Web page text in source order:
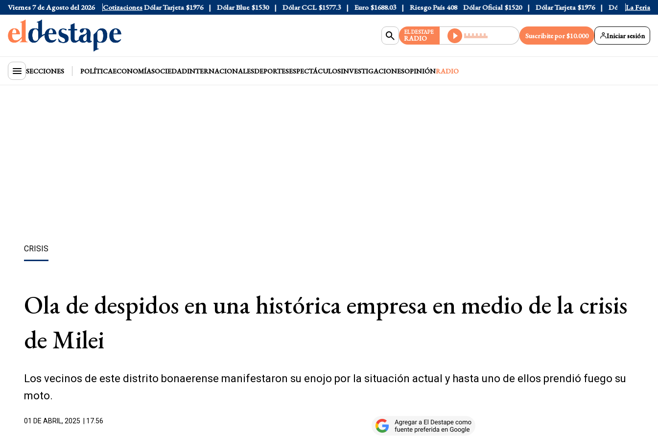
Viernes 7 de Agosto del 2026 Cotizaciones
Dólar Oficial $1520 Dólar Tarjeta $1976 Dólar Blue $1530 Dólar CCL $1577.3 Euro $1688.03 Riesgo País 408 Dólar Oficial $1520 Dólar Tarjeta $1976 Dólar Blue $1530
La Feria
EL DESTAPE
RADIO Suscribite por $10.000 Iniciar sesión
SECCIONES POLÍTICAECONOMÍASOCIEDADINTERNACIONALESDEPORTESESPECTÁCULOSINVESTIGACIONESOPINIÓNRADIO
CRISIS
Ola de despidos en una histórica empresa en medio de la crisis
de Milei
Los vecinos de este distrito bonaerense manifestaron su enojo por la situación actual y hasta uno de ellos prendió fuego su
moto.
01 DE ABRIL, 2025 | 17.56